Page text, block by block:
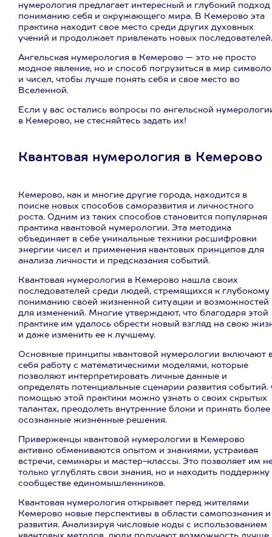
нумерология предлагает интересный и глубокий подход
пониманию себя и окружающего мира. В Кемерово эта
практика находит свое место среди других духовных
учений и продолжает привлекать новых последователей.
Ангельская нумерология в Кемерово — это не просто
модное явление, но и способ погрузиться в мир
и чисел, чтобы лучше понять себя и свое место во
Вселенной.
Если у вас остались вопросы по ангельской
в Кемерово, не стесняйтесь задать их!
Квантовая нумерология в Кемерово
Кемерово, как и многие другие города, находится в
поиске новых способов саморазвития и личностного
роста. Одним из таких способов становится популярная
практика квантовой нумерологии. Эта методика
объединяет в себе уникальные техники расшифровки
энергии чисел и применения квантовых принципов для
анализа личности и предсказания событий.
Квантовая нумерология в Кемерово нашла своих
последователей среди людей, стремящихся к глубокому
пониманию своей жизненной ситуации и возможностей
для изменений. Многие утверждают, что благодаря этой
практике им удалось обрести новый взгляд на свою
и даже изменить ее к лучшему.
Основные принципы квантовой нумерологии включают
себя работу с математическими моделями, которые
позволяют интерпретировать личные данные и
определять потенциальные сценарии развития событий.
помощью этой практики можно узнать о своих скрытых
талантах, преодолеть внутренние блоки и принять более
осознанные жизненные решения.
Приверженцы квантовой нумерологии в Кемерово
активно обмениваются опытом и знаниями, устраивая
встречи, семинары и мастер-классы. Это позволяет им
только углублять свои знания, но и находить поддержку
сообществе единомышленников.
Квантовая нумерология открывает перед жителями
Кемерово новые перспективы в области самопознания и
развития. Анализируя числовые коды с использованием